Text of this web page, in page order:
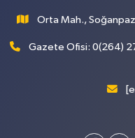
Orta Mah.,
Gazete Ofisi: 0(264)